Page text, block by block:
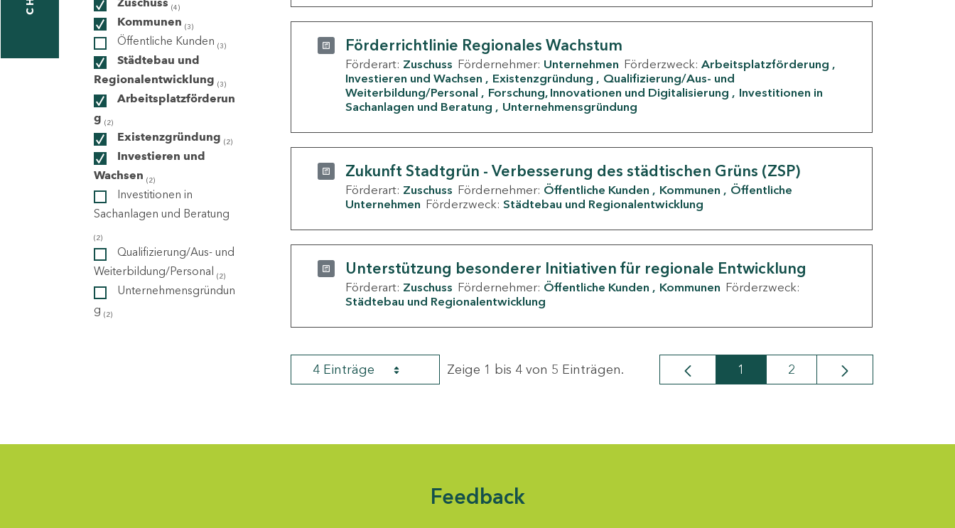
(4)
Kommunen (3)
Öffentliche Kunden (3)
Städtebau und
Regionalentwicklung (3)
Arbeitsplatzförderun
g (2)
Existenzgründung (2)
Investieren und
Wachsen (2)
Investitionen in
Sachanlagen und Beratung
(2)
Qualifizierung/Aus- und
Weiterbildung/Personal (2)
Unternehmensgründun
g (2)
Förderrichtlinie Regionales Wachstum
Förderart: Zuschuss Fördernehmer: Unternehmen Förderzweck: Arbeitsplatzförderung
Investieren und Wachsen
Existenzgründung
Qualifizierung/Aus- und
Weiterbildung/Personal
Forschung, Innovationen und Digitalisierung
Investitionen in
Sachanlagen und Beratung
Unternehmensgründung
Zukunft Stadtgrün - Verbesserung des städtischen Grüns (ZSP)
Förderart: Zuschuss Fördernehmer: Öffentliche Kunden Kommunen
Öffentliche
Unternehmen Förderzweck: Städtebau und Regionalentwicklung
Unterstützung besonderer Initiativen für regionale Entwicklung
Förderart: Zuschuss Fördernehmer: Öffentliche Kunden Kommunen Förderzweck:
Städtebau und Regionalentwicklung
4 Einträge Zeige 1 bis 4 von 5 Einträgen. Seite
1 Seite
2
Feedback